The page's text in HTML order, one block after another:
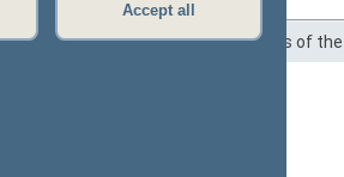
Accept all
>Statistics>Business of Members of